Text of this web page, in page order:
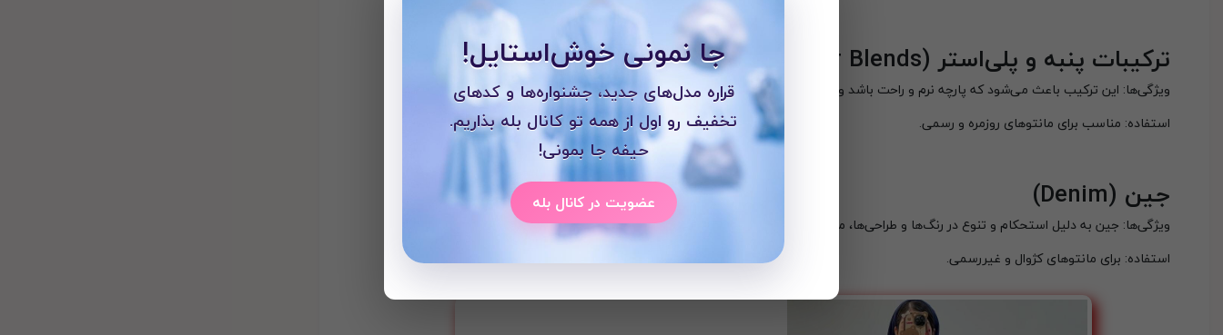
ترکیبات پنبه و پلی‌استر (Cotton-Polyester Blends)
ویژگی‌ها: این ترکیب باعث می‌شود که پارچه نرم و راحت باشد و در عین حال از دوام بالایی برخوردار باشد.
استفاده: مناسب برای مانتوهای روزمره و رسمی.
جین (Denim)
ویژگی‌ها: جین به دلیل استحکام و تنوع در رنگ‌ها و طراحی‌ها، محبوب است.
استفاده: برای مانتوهای کژوال و غیررسمی.
جا نمونی خوش‌استایل!
قراره مدل‌های جدید، جشنواره‌ها و کدهای
تخفیف رو اول از همه تو کانال بله بذاریم.
حیفه جا بمونی!
عضویت در کانال بله